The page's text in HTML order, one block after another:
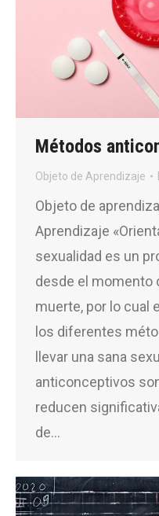
Métodos
Objeto de Aprendizaje
Objeto de
Aprendizaje
sexualidad es un
desde el momento
muerte, por lo cual
los diferentes
llevar una sana
anticonceptivos
reducen
de…